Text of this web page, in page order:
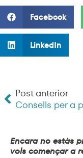
Facebook
LinkedIn
Post anterior
Encara no estàs
vols començar a